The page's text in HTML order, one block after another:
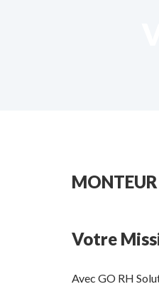
Votre
Avec GO RH